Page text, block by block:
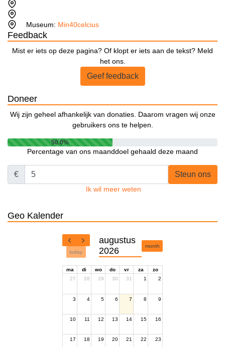
Museum: Min40celcius
Feedback
Mist er iets op deze pagina? Of klopt er iets aan de tekst? Meld
het ons.
Geef feedback
Doneer
Wij zijn geheel afhankelijk van donaties. Daarom vragen wij onze
gebruikers ons te helpen.
50.0%
Percentage van ons maanddoel gehaald deze maand
€ Steun ons
Ik wil meer weten
Geo Kalender
today
augustus
2026
month
ma di wo do vr za
zo
27
28 29 30 31 1 2
3 4 5 6 7 8 9
10 11 12 13 14 15 16
17 18 19 20 21 22 23